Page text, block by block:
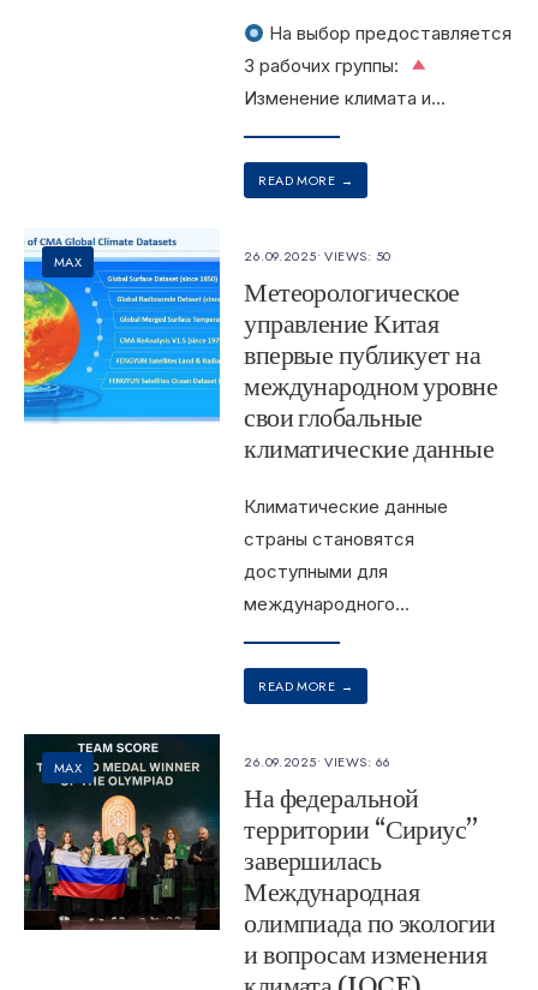
На выбор предоставляется
3 рабочих группы:
Изменение климата и...
READ MORE →
MAX 26.09.2025•VIEWS: 50
Метеорологическое
управление Китая
впервые публикует на
международном уровне
свои глобальные
климатические данные
Климатические данные
страны становятся
доступными для
международного...
READ MORE →
MAX 26.09.2025•VIEWS: 66
На федеральной
территории “Сириус”
завершилась
Международная
олимпиада по экологии
и вопросам изменения